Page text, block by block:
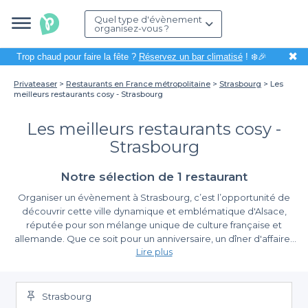
Quel type d'évènement
organisez-vous ?
Trop chaud pour faire la fête ? Réservez un bar climatisé! ❄️🎉 ✖
Privateaser Restaurants en France métropolitaine Strasbourg
Les
meilleurs restaurants cosy - Strasbourg
Les meilleurs restaurants cosy -
Strasbourg
Notre sélection de 1 restaurant
Organiser un évènement à Strasbourg, c’est l’opportunité de
découvrir cette ville dynamique et emblématique d'Alsace,
réputée pour son mélange unique de culture française et
allemande. Que ce soit pour un anniversaire, un dîner d'affaires
ou un repas en famille, choisir un restaurant cosy peut faire toute
intime et accueillante, idéale pour partager un moment
agréable avec vos proches ou vos collègues.
Une sélection variée pour un choix simplifié
En utilisantPrivateaser
Lire plus
Strasbourg